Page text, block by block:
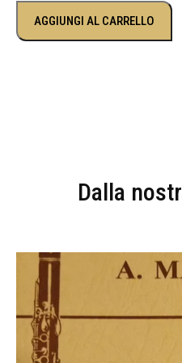
AGGIUNGI AL CARRELLO
Dalla